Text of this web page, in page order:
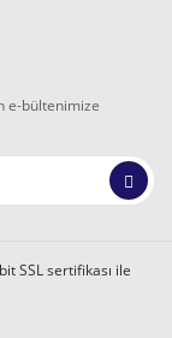
e-bültenimize
SSL sertifikası ile